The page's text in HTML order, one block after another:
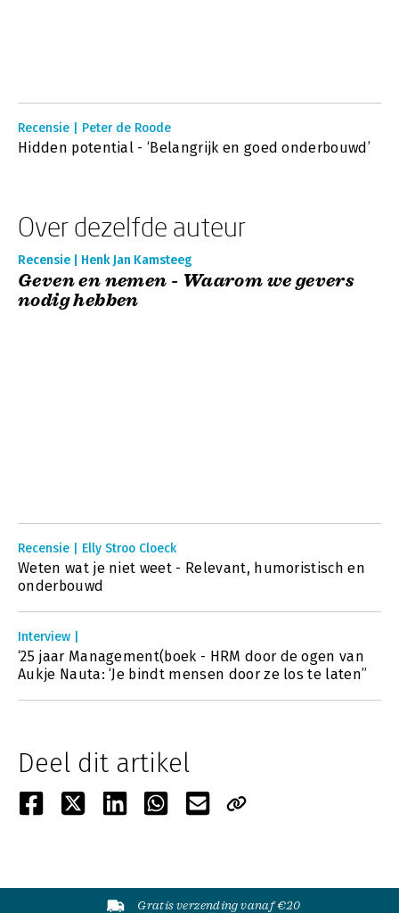
Recensie | Peter de Roode
Hidden potential - ‘Belangrijk en goed onderbouwd’
Over dezelfde auteur
Recensie | Henk Jan Kamsteeg
Geven en nemen - Waarom we gevers
nodig hebben
Recensie | Elly Stroo Cloeck
Weten wat je niet weet - Relevant, humoristisch en
onderbouwd
Interview |
‘25 jaar Management(boek - HRM door de ogen van
Aukje Nauta: ‘Je bindt mensen door ze los te laten’’
Deel dit artikel
Gratis verzending vanaf €20